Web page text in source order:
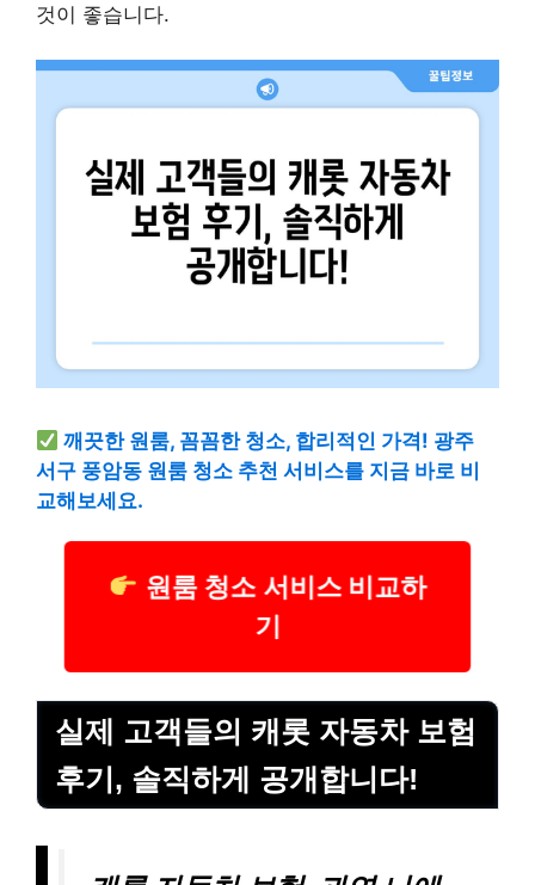
것이 좋습니다.
깨끗한 원룸, 꼼꼼한 청소, 합리적인 가격! 광주
서구 풍암동 원룸 청소 추천 서비스를 지금 바로 비
교해보세요.
원룸 청소 서비스 비교하
기
실제 고객들의 캐롯 자동차 보험
후기, 솔직하게 공개합니다!